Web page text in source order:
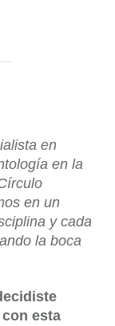
en
en la
en un
y cada
la boca
esta